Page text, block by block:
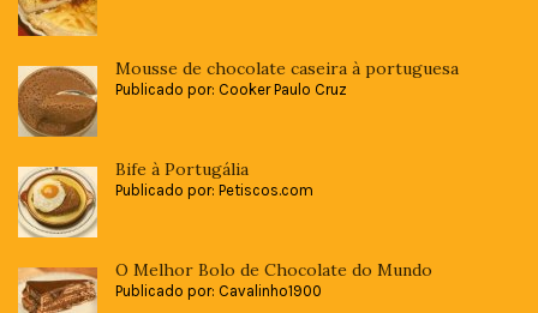
Mousse de chocolate caseira à portuguesa
Publicado por: Cooker Paulo Cruz
Bife à Portugália
Publicado por: Petiscos.com
O Melhor Bolo de Chocolate do Mundo
Publicado por: Cavalinho1900